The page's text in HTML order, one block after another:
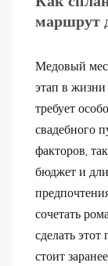
маршрут
Медовый
этап в
требует
свадебного
факторов,
бюджет и
сочетать
сделать
стоит